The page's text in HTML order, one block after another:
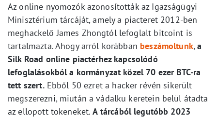
Az online nyomozók azonosították az Igazságügyi
Minisztérium tárcáját, amely a piacteret 2012-ben
meghackelő James Zhongtól lefoglalt bitcoint is
tartalmazta. Ahogy arról korábban beszámoltunk,a
Silk Road online piactérhez kapcsolódó
lefoglalásokból a kormányzat közel 70 ezer BTC-ra
tett szert.Ebből 50 ezret a hacker révén sikerült
megszerezni, miután a vádalku keretein belül átadta
az ellopott tokeneket.A tárcából legutóbb 2023